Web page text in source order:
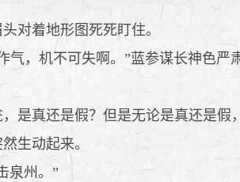
对着地形图死死盯住。
，机不可失啊。”蓝参谋长神色严
真还是假？但是无论是真还是假
生动起来。
泉州。”